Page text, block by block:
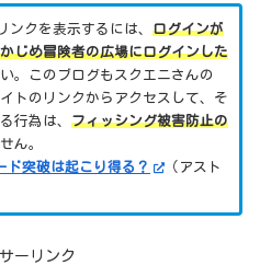
ンクを表示するには、 ログインが
じめ冒険者の広場にログインした
。このブログもスクエニさんの
トのリンクからアクセスして、そ
行為は、 フィッシング被害防止の
ん。
ド突破は起こり得る？
（アスト
ーリンク